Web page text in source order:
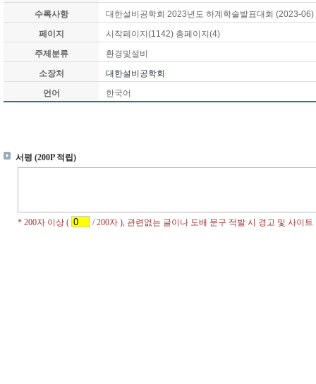
수록사항
대한설비공학회 2023년도 하계학술발표대회 (2023-06)
페이지
시작페이지(1142) 총페이지(4)
주제분류
환경및설비
소장처
대한설비공학회
언어
한국어